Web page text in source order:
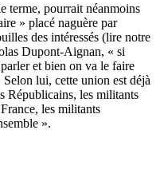
terme, pourrait néanmoins
» placé naguère par
des intéressés (lire notre
Dupont-Aignan, « si
et bien on va le faire
lui, cette union est déjà
Républicains, les militants
les militants
».